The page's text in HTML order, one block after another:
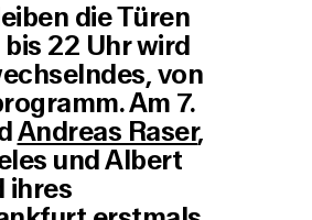
die Türen
22 Uhr wird
von
Am 7.
Andreas Raser,
und Albert
ihres